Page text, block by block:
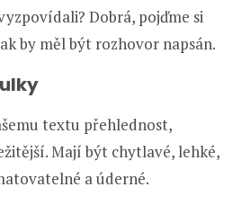
Dobrá, pojďme si
by měl být rozhovor napsán.
textu přehlednost,
Mají být chytlavé, lehké,
a úderné.